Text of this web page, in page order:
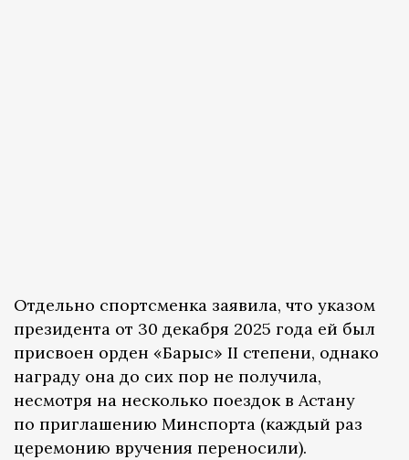
Отдельно спортсменка заявила, что указом
президента от 30 декабря 2025 года ей был
присвоен орден «Барыс» II степени, однако
награду она до сих пор не получила,
несмотря на несколько поездок в Астану
по приглашению Минспорта (каждый раз
церемонию вручения переносили).